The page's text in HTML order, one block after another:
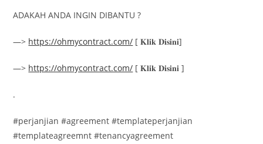
ADAKAH ANDA INGIN DIBANTU ?
—> https://ohmycontract.com/ [ 𝐊𝐥𝐢𝐤 𝐃𝐢𝐬𝐢𝐧𝐢]
—> https://ohmycontract.com/ [ 𝐊𝐥𝐢𝐤 𝐃𝐢𝐬𝐢𝐧𝐢 ]
.
#perjanjian #agreement #templateperjanjian
#templateagreemnt #tenancyagreement